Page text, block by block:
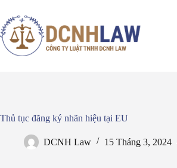
đến
phần
nội
dung
Thủ tục đăng ký nhãn hiệu tại EU
DCNH Law 15 Tháng 3, 2024